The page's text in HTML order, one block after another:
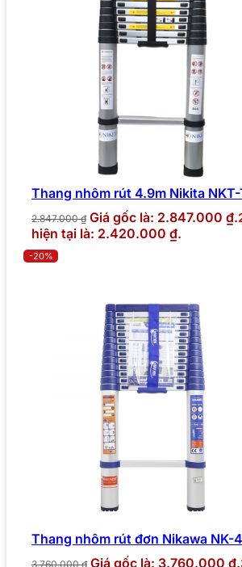
Thang nhôm rút 4.9m Nikita
2.847.000₫ Giá gốc là: 2.847.000 ₫.
hiện tại là: 2.420.000 ₫.
-20%
Thang nhôm rút đơn Nikawa NK-
3.760.000₫ Giá gốc là: 3.760.000 ₫.